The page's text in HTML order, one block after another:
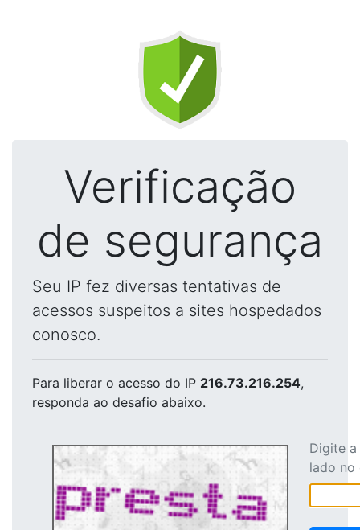
Verificação
de segurança
Seu IP fez diversas tentativas de
acessos suspeitos a sites hospedados
conosco.
Para liberar o acesso do IP 216.73.216.254,
responda ao desafio abaixo.
Digite
lado no